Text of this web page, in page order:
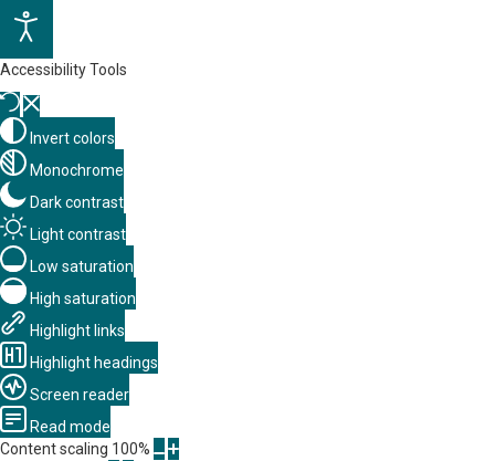
Accessibility Tools
Invert colors
Monochrome
Dark contrast
Light contrast
Low saturation
High saturation
Highlight links
Highlight headings
Screen reader
Read mode
Content scaling 100%